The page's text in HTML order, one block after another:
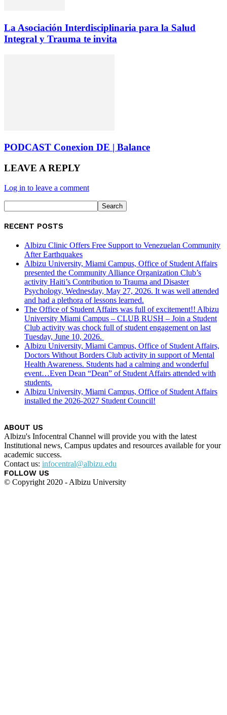
La Asociación Interdisciplinaria para la Salud
Integral y Trauma te invita
PODCAST Conexion DE | Balance
LEAVE A REPLY
Log in to leave a comment
RECENT POSTS
Albizu Clinic Offers Free Support to Venezuelan Community
After Earthquakes
Albizu University, Miami Campus, Office of Student Affairs
presented the Community Alliance Organization Club’s
activity Haiti’s Contribution to Trauma and Disaster
Psychology, Wednesday, May 27, 2026. It was well attended
and had a plethora of lessons learned.
The Office of Student Affairs was full of excitement!! Albizu
University Miami Campus – CLUB RUSH – Join a Student
Club activity was chock full of student engagement on last
Tuesday, June 10, 2026.
Albizu University, Miami Campus, Office of Student Affairs,
Doctors Without Borders Club activity in support of Mental
Health Awareness. Students had a calming and wonderful
event…Even Dean “Dean” of Student Affairs attended with
students.
Albizu University, Miami Campus, Office of Student Affairs
installed the 2026-2027 Student Council!
ABOUT US
Albizu's Infocentral Channel will provide you with the latest
Institutional news, Campus updates and resources available for your
academic success.
Contact us: infocentral@albizu.edu
FOLLOW US
© Copyright 2020 - Albizu University